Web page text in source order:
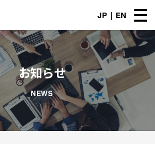
JP EN
お知らせ
NEWS